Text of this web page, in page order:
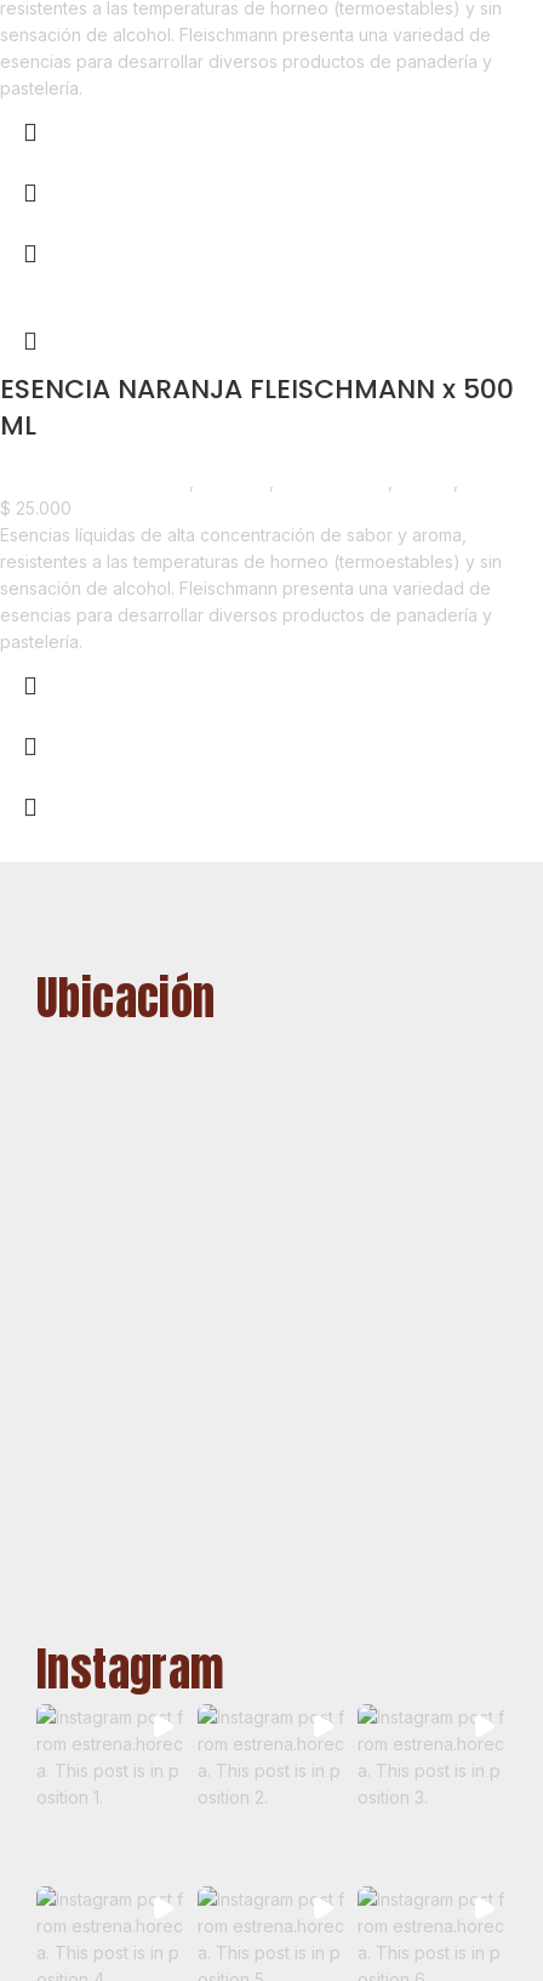
resistentes a las temperaturas de horneo (termoestables) y sin
sensación de alcohol. Fleischmann presenta una variedad de
esencias para desarrollar diversos productos de panadería y
pastelería.
ESENCIA NARANJA FLEISCHMANN x 500
ML
$ 25.000
Esencias líquidas de alta concentración de sabor y aroma,
resistentes a las temperaturas de horneo (termoestables) y sin
sensación de alcohol. Fleischmann presenta una variedad de
esencias para desarrollar diversos productos de panadería y
pastelería.
Ubicación
Instagram